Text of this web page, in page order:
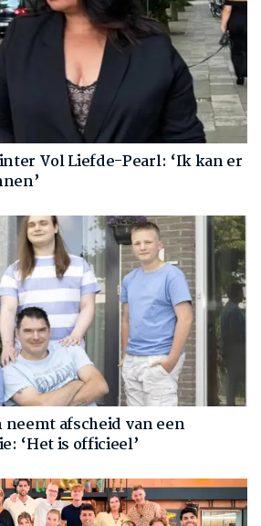
Vol Liefde-Pearl: ‘Ik kan er
afscheid van een
‘Het is officieel’